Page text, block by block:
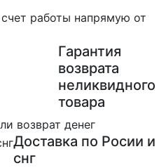
работы напрямую от
Гарантия
возврата
неликвидного
товара
возврат денег
Доставка по Росии и
снг